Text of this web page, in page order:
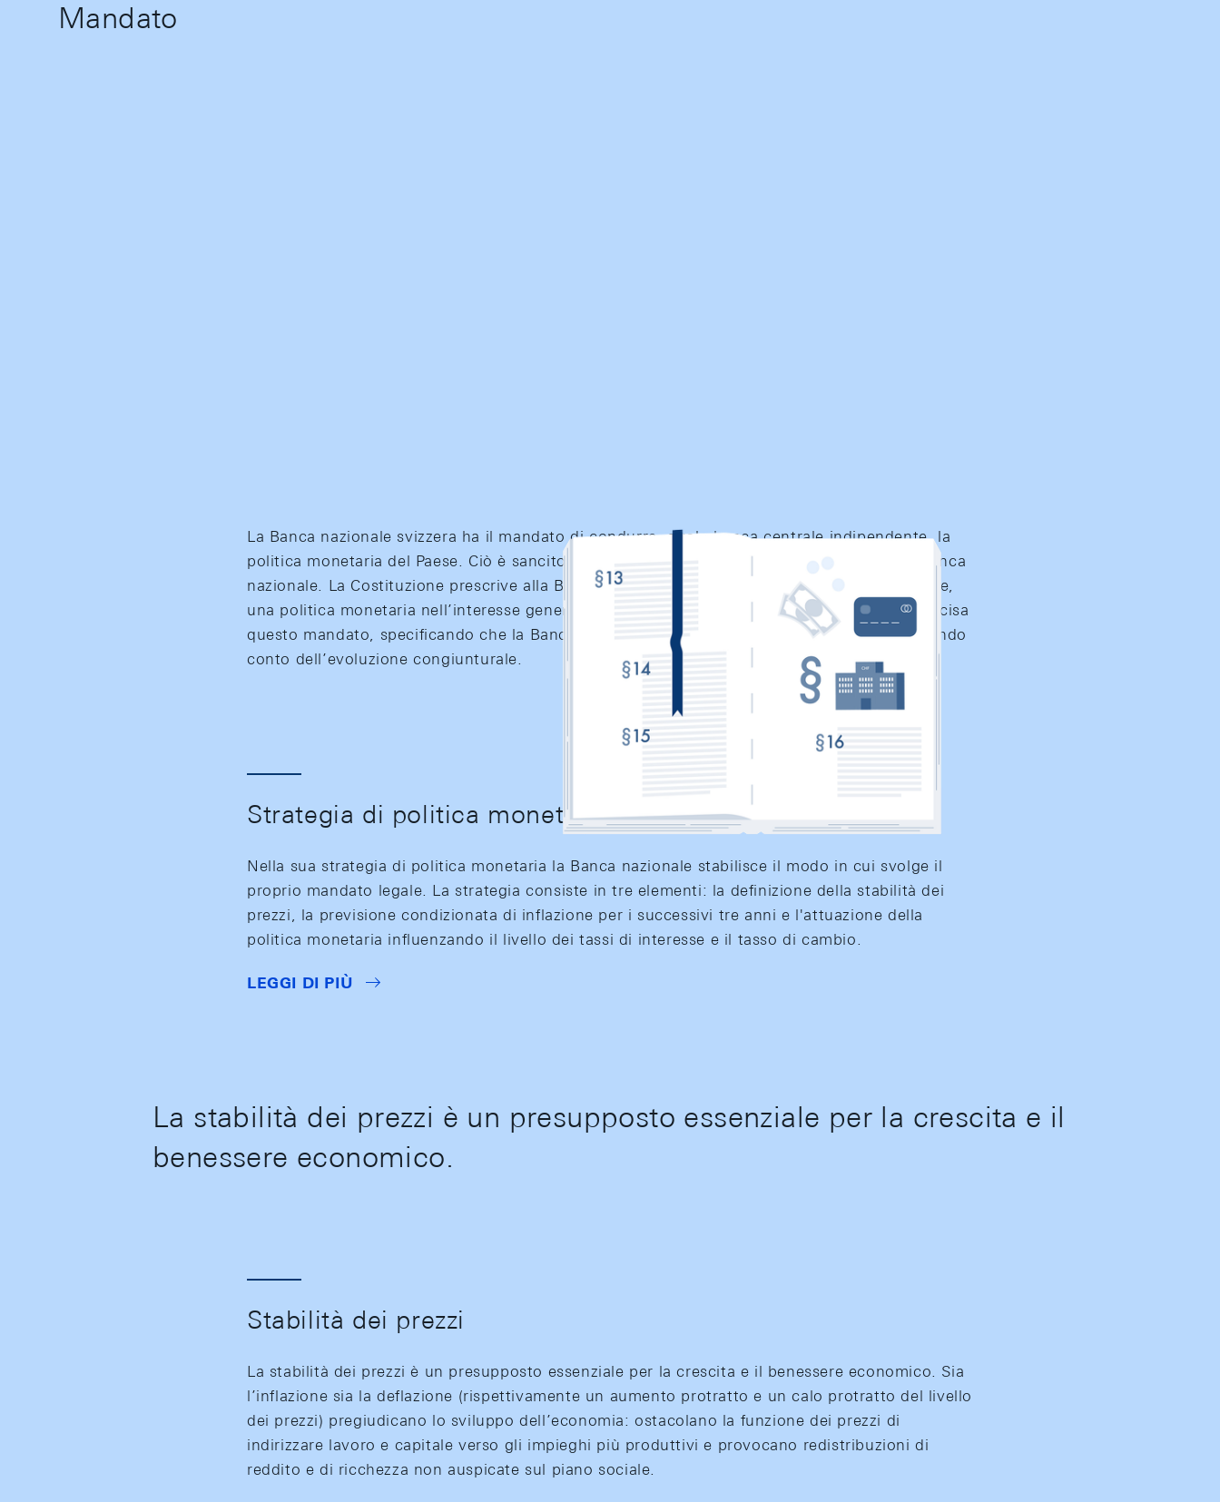
Mandato
La Banca nazionale svizzera ha il mandato di condurre, quale banca centrale indipendente, la
politica monetaria del Paese. Ciò è sancito nella Costituzione federale e nella Legge sulla Banca
nazionale. La Costituzione prescrive alla BNS di condurre, quale banca centrale indipendente,
una politica monetaria nell’interesse generale del Paese. La Legge sulla Banca nazionale precisa
questo mandato, specificando che la Banca nazionale garantisce la stabilità dei prezzi, tenendo
conto dell’evoluzione congiunturale.
Strategia di politica monetaria
Nella sua strategia di politica monetaria la Banca nazionale stabilisce il modo in cui svolge il
proprio mandato legale. La strategia consiste in tre elementi: la definizione della stabilità dei
prezzi, la previsione condizionata di inflazione per i successivi tre anni e l'attuazione della
politica monetaria influenzando il livello dei tassi di interesse e il tasso di cambio.
LEGGI DI PIÙ
La stabilità dei prezzi è un presupposto essenziale per la crescita e il
benessere economico.
Stabilità dei prezzi
La stabilità dei prezzi è un presupposto essenziale per la crescita e il benessere economico. Sia
l’inflazione sia la deflazione (rispettivamente un aumento protratto e un calo protratto del livello
dei prezzi) pregiudicano lo sviluppo dell’economia: ostacolano la funzione dei prezzi di
indirizzare lavoro e capitale verso gli impieghi più produttivi e provocano redistribuzioni di
reddito e di ricchezza non auspicate sul piano sociale.